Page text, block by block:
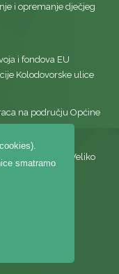
smatramo
i opremanje dječjeg
i fondova EU
Kolodovorske ulice
na području Općine
obitelji u Općini Veliko